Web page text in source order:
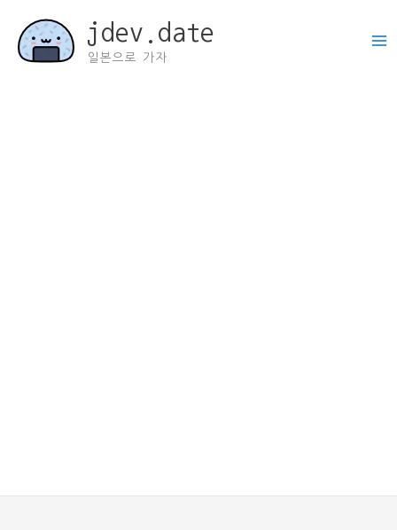
jdev.date
일본으로 가자